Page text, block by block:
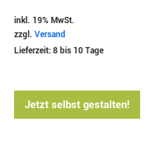
inkl. 19% MwSt.
zzgl. Versand
Lieferzeit: 8 bis 10 Tage
Jetzt selbst gestalten!